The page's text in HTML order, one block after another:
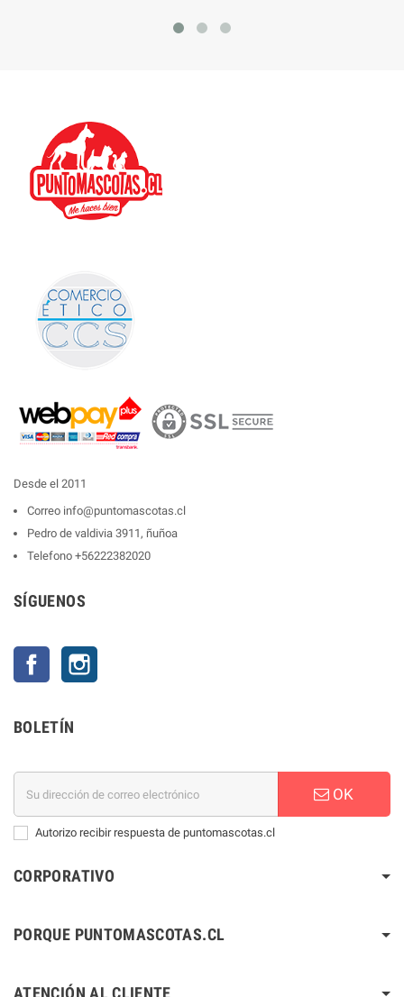
Desde el 2011
Correo info@puntomascotas.cl
Pedro de valdivia 3911, ñuñoa
Telefono +56222382020
SÍGUENOS
Facebook
BOLETÍN
OK
Autorizo recibir respuesta de puntomascotas.cl
CORPORATIVO
PORQUE PUNTOMASCOTAS.CL
ATENCIÓN AL CLIENTE